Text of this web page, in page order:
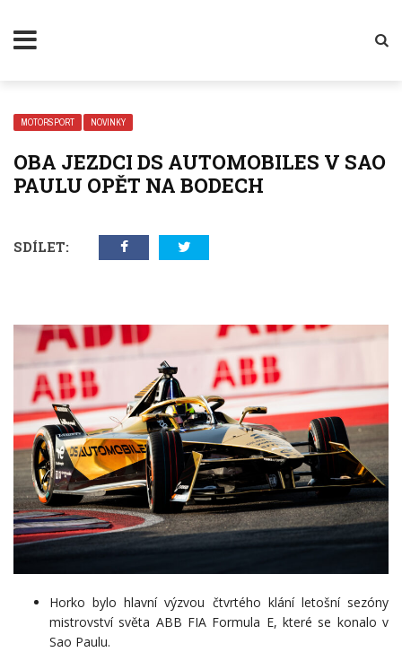
MOTORSPORT NOVINKY
OBA JEZDCI DS AUTOMOBILES V SAO
PAULU OPĚT NA BODECH
SDÍLET:
Horko bylo hlavní výzvou čtvrtého klání letošní sezóny
mistrovství světa ABB FIA Formula E, které se konalo v
Sao Paulu.